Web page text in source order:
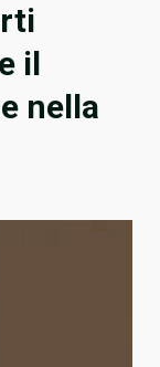
il
nella